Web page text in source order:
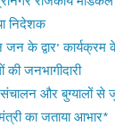
निदेशक
के द्वार’
जनभागीदारी
और बुग्यालों से
का जताया आभार*